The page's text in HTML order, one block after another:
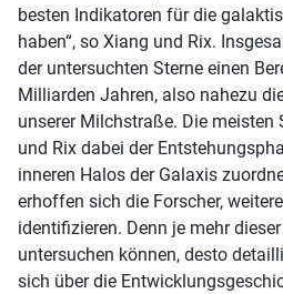
besten Indikatoren für die
haben“, so Xiang und Rix.
der untersuchten Sterne einen
Milliarden Jahren, also nahezu
unserer Milchstraße. Die meisten
und Rix dabei der
inneren Halos der Galaxis
erhoffen sich die Forscher,
identifizieren. Denn je mehr
untersuchen können, desto
sich über die